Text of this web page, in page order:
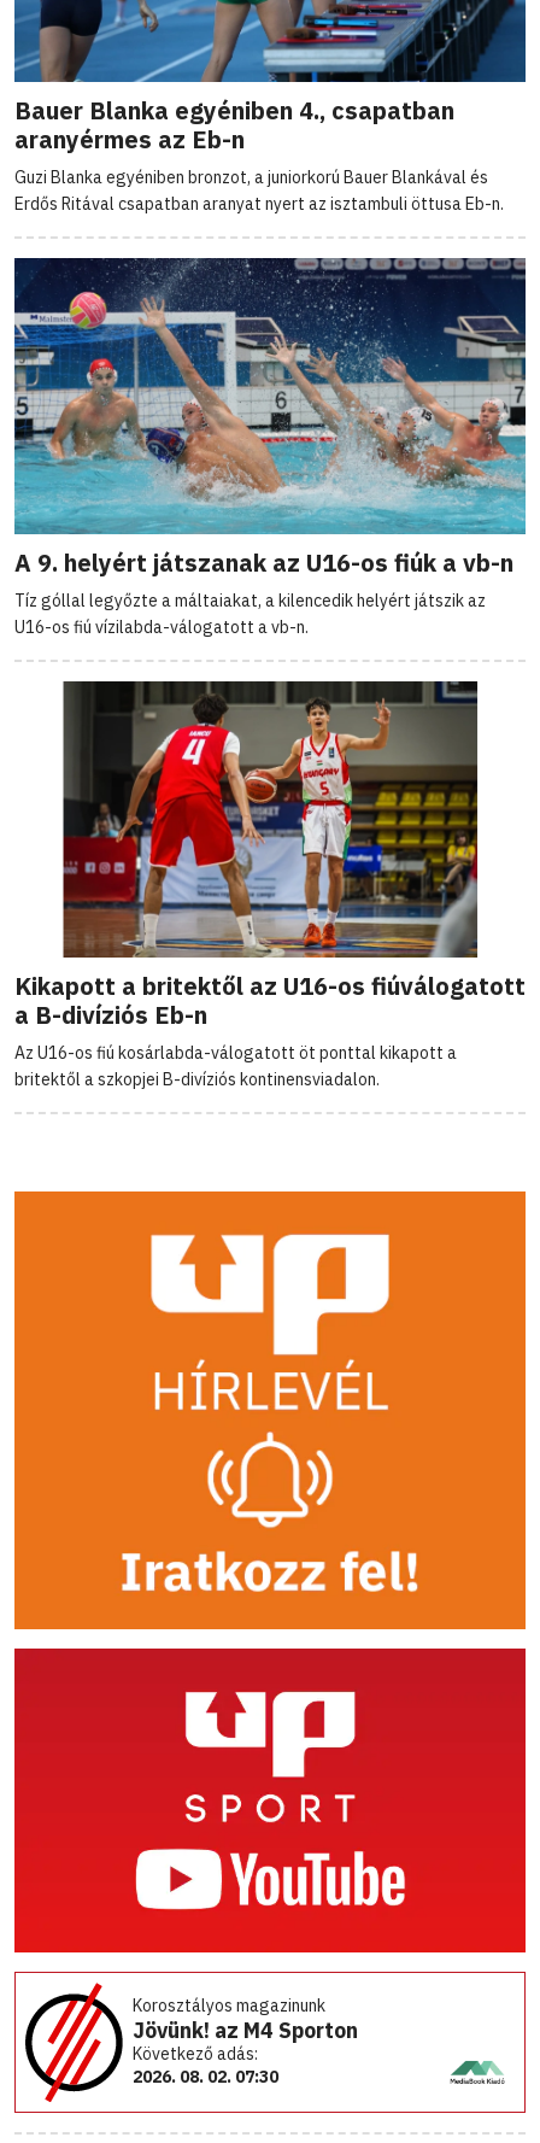
Bauer Blanka egyéniben 4., csapatban
aranyérmes az Eb-n
Guzi Blanka egyéniben bronzot, a juniorkorú Bauer Blankával és
Erdős Ritával csapatban aranyat nyert az isztambuli öttusa Eb-n.
A 9. helyért játszanak az U16-os fiúk a vb-n
Tíz góllal legyőzte a máltaiakat, a kilencedik helyért játszik az
U16-os fiú vízilabda-válogatott a vb-n.
Kikapott a britektől az U16-os fiúválogatott
a B-divíziós Eb-n
Az U16-os fiú kosárlabda-válogatott öt ponttal kikapott a
britektől a szkopjei B-divíziós kontinensviadalon.
Korosztályos magazinunk
Jövünk! az M4 Sporton
Következő adás:
2026. 08. 02. 07:30